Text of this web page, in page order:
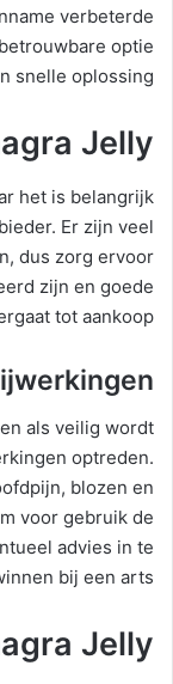
verbeterde
optie
snelle oplossing.
Jelly
het is belangrijk
Er zijn veel
dus zorg ervoor
zijn en goede
tot aankoop.
als veilig wordt
optreden.
blozen en
voor gebruik de
advies in te
bij een arts.
Jelly